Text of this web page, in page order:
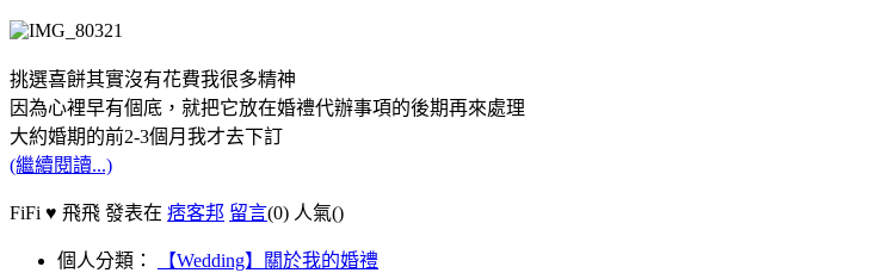
挑選喜餅其實沒有花費我很多精神
因為心裡早有個底，就把它放在婚禮代辦事項的後期再來處理
大約婚期的前2-3個月我才去下訂
(繼續閱讀...)
FiFi ♥ 飛飛 發表在 痞客邦 留言(0) 人氣()
個人分類： 【Wedding】關於我的婚禮